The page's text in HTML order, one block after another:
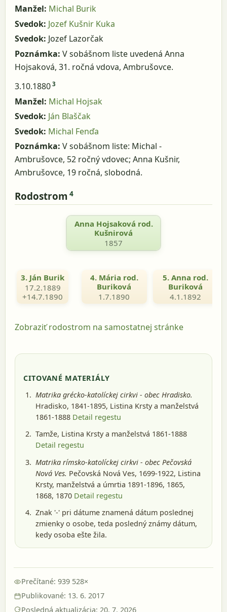
Manžel: Michal Burik
Svedok: Jozef Kušnir Kuka
Svedok: Jozef Lazorčak
Poznámka: V sobášnom liste uvedená Anna
Hojsaková, 31. ročná vdova, Ambrušovce.
3.10.1880 3
Manžel: Michal Hojsak
Svedok: Ján Blaščak
Svedok: Michal Fenďa
Poznámka: V sobášnom liste: Michal -
Ambrušovce, 52 ročný vdovec; Anna Kušnir,
Ambrušovce, 19 ročná, slobodná.
Rodostrom 4
Anna Hojsaková rod.
Kušnirová
1857
3. Ján Burik
17.2.1889
+14.7.1890
4. Mária rod.
Buriková
1.7.1890
5. Anna rod.
Buriková
4.1.1892
Zobraziť rodostrom na samostatnej stránke
CITOVANÉ MATERIÁLY
Matrika grécko-katolíckej cirkvi - obec Hradisko.
Hradisko, 1841-1895, Listina Krsty a manželstvá
1861-1888 Detail regestu
Tamže, Listina Krsty a manželstvá 1861-1888
Detail regestu
Matrika rímsko-katolíckej cirkvi - obec Pečovská
Nová Ves. Pečovská Nová Ves, 1699-1922, Listina
Krsty, manželstvá a úmrtia 1891-1896, 1865,
1868, 1870 Detail regestu
Znak '-' pri dátume znamená dátum poslednej
zmienky o osobe, teda posledný známy dátum,
kedy osoba ešte žila.
Prečítané: 939 528×
Publikované: 13. 6. 2017
Posledná aktualizácia: 20. 7. 2026